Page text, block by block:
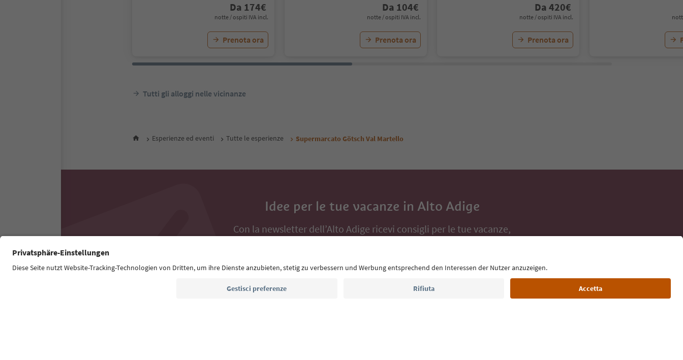
Da 174€
notte / ospiti IVA incl.
Prenota ora
Da 104€
notte / ospiti IVA incl.
Prenota ora
Da 420€
notte / ospiti IVA incl.
Prenota ora
Tutti gli alloggi nelle vicinanze
Esperienze ed eventi Tutte le esperienze Supermarcato Götsch Val Martello
Idee per le tue vacanze in Alto Adige
Con la newsletter dell’Alto Adige ricevi consigli per le tue vacanze,